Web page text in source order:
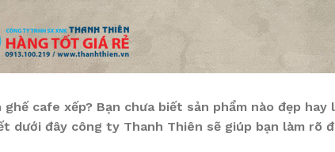
ghế cafe xếp? Bạn chưa biết sản phẩm nào đẹp
dưới đây công ty Thanh Thiên sẽ giúp bạn làm rõ